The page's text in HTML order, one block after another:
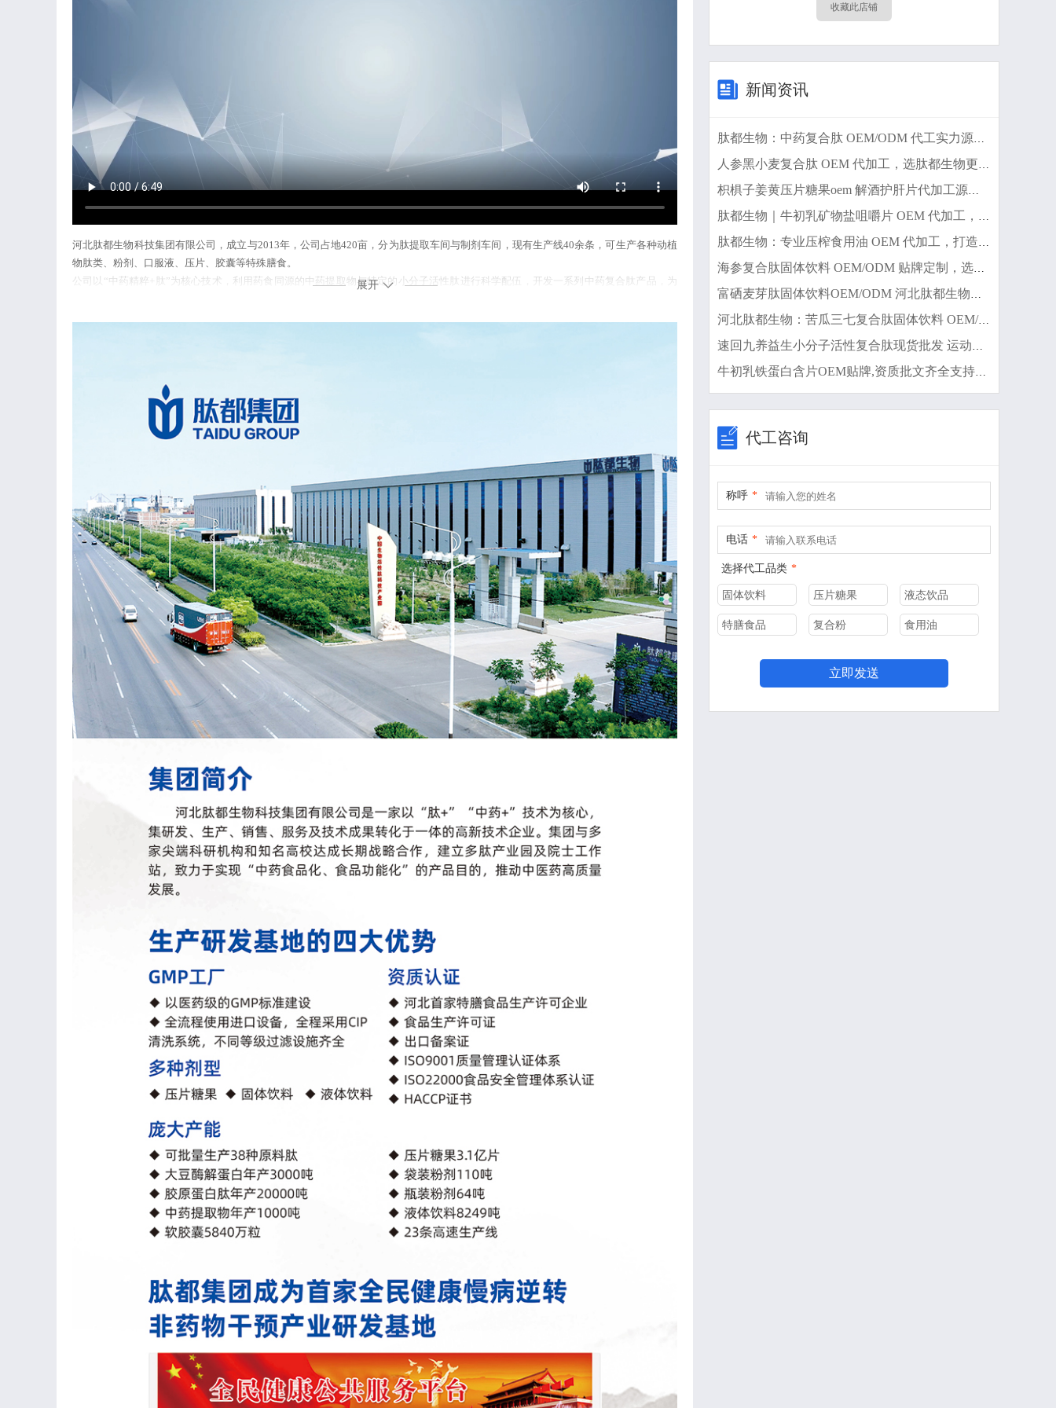
河北肽都生物科技集团有限公司，成立与2013年，公司占地420亩，分为肽提取车间与制剂车间，现有生产线40余条，可生产各种动植
物肽类、粉剂、口服液、压片、胶囊等特殊膳食。
公司以“中药精粹+肽”为核心技术，利用药食同源的中药提取物与特定的小分子活性肽进行科学配伍，开发一系列中药复合肽产品，为
展开
收藏此店铺
新闻资讯
肽都生物：中药复合肽 OEM/ODM 代工实力源头工厂
人参黑小麦复合肽 OEM 代加工，选肽都生物更专业
枳椇子姜黄压片糖果oem 解酒护肝片代加工源头工厂
肽都生物｜牛初乳矿物盐咀嚼片 OEM 代加工，打造大健康爆款
肽都生物：专业压榨食用油 OEM 代加工，打造健康用油新标杆
海参复合肽固体饮料 OEM/ODM 贴牌定制，选肽都生物
富硒麦芽肽固体饮料OEM/ODM 河北肽都生物专业代加工优选
河北肽都生物：苦瓜三七复合肽固体饮料 OEM/ODM 代工优选
速回九养益生小分子活性复合肽现货批发 运动营养食品特膳食品OEM贴牌代加工
牛初乳铁蛋白含片OEM贴牌,资质批文齐全支持来样代工
代工咨询
称呼 *
电话 *
选择代工品类 *
固体饮料 压片糖果 液态饮品
特膳食品 复合粉 食用油